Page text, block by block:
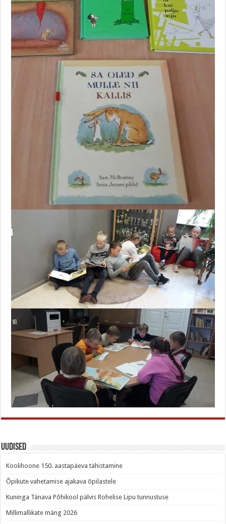
Uudised
Koolihoone 150. aastapäeva tähistamine
Õpikute vahetamise ajakava õpilastele
Kuninga Tänava Põhikool pälvis Rohelise Lipu tunnustuse
Millimallikate mäng 2026